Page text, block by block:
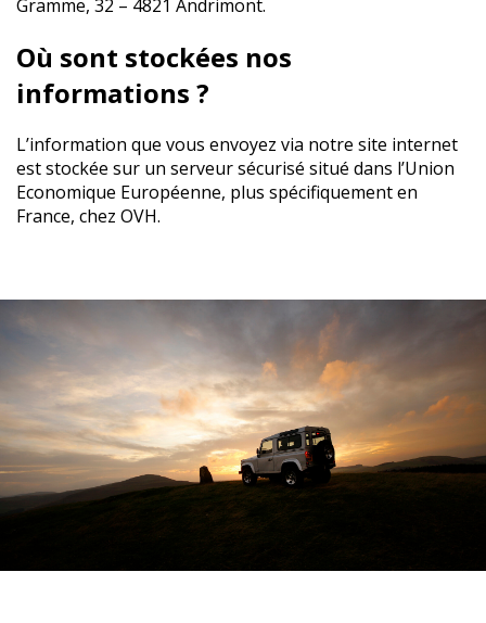
Gramme, 32 – 4821 Andrimont.
Où sont stockées nos
informations ?
L’information que vous envoyez via notre site internet
est stockée sur un serveur sécurisé situé dans l’Union
Economique Européenne, plus spécifiquement en
France, chez OVH.